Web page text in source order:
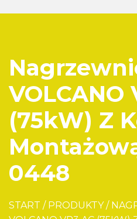
VOLCANO
(75kW) Z
0448
START / PRODUKTY /